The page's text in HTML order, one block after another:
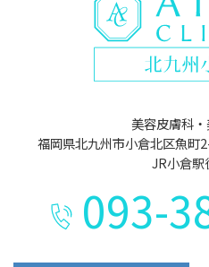
美容皮膚科
福岡県北九州市小倉北区魚
JR小倉駅
093-